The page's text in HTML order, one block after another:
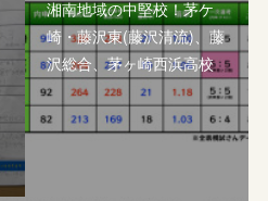
湘南地域の中堅校！茅ケ
崎・藤沢東(藤沢清流)、藤
沢総合、茅ヶ崎西浜高校